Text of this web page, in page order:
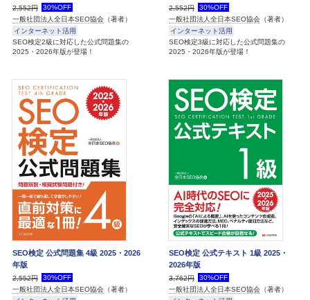
2,552円
30%OFF
一般社団法人全日本SEO協会 （著者）
インターネット活用
SEO検定2級に対応した公式問題集の
2025・2026年版が登場！
2,552円
30%OFF
一般社団法人全日本SEO協会 （著者）
インターネット活用
SEO検定3級に対応した公式問題集の
2025・2026年版が登場！
SEO検定 公式問題集 4級 2025・2026
年版
2,552円
30%OFF
一般社団法人全日本SEO協会 （著者）
SEO検定 公式テキスト 1級 2025・
2026年版
3,762円
30%OFF
一般社団法人全日本SEO協会 （著者）